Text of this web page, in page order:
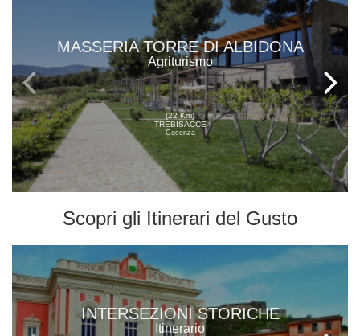
MASSERIA TORRE DI ALBIDONA
Agriturismo
(22 Km)
TREBISACCE
Cosenza
Scopri gli Itinerari del Gusto
INTERSEZIONI STORICHE
Itinerario